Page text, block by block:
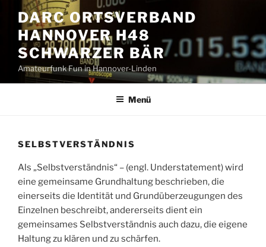
Inhalt
springen
DARC ORTSVERBAND
HANNOVER H48
SCHWARZER BÄR
Amateurfunk Fun in Hannover-Linden
Menü
SELBSTVERSTÄNDNIS
Als „Selbstverständnis“ – (engl. Understatement) wird
eine gemeinsame Grundhaltung beschrieben, die
einerseits die Identität und Grundüberzeugungen des
Einzelnen beschreibt, andererseits dient ein
gemeinsames Selbstverständnis auch dazu, die eigene
Haltung zu klären und zu schärfen.